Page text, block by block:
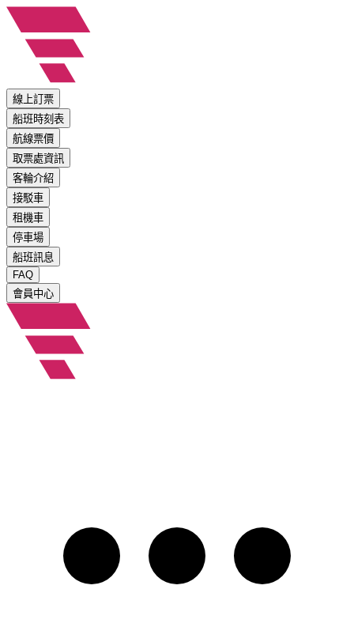
線上訂票
船班時刻表
航線票價
取票處資訊
客輪介紹
接駁車
租機車
停車場
船班訊息
FAQ
會員中心